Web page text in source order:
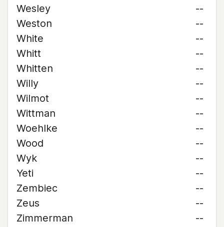
Wesley
--
Weston
--
White
--
Whitt
--
Whitten
--
Willy
--
Wilmot
--
Wittman
--
Woehlke
--
Wood
--
Wyk
--
Yeti
--
Zembiec
--
Zeus
--
Zimmerman
--